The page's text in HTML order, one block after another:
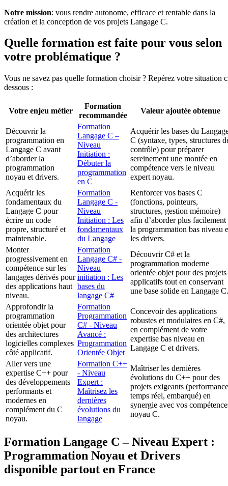
Notre mission: vous rendre autonome, efficace et rentable dans la
création et la conception de vos projets Langage C.
Quelle formation est faite pour vous selon
votre problématique ?
Vous ne savez pas quelle formation choisir ? Repérez votre situation
dessous :
Votre enjeu métier
Formation
recommandée
Valeur ajoutée obtenue
Découvrir la
programmation en
Langage C avant
d’aborder la
programmation
noyau et drivers.
Formation
Langage C –
Niveau
Initiation :
Débuter la
programmation
en C
Acquérir les bases du
C (syntaxe, types, structures
contrôle) pour préparer
sereinement une montée en
compétence vers le niveau
expert noyau.
Acquérir les
fondamentaux du
Langage C pour
écrire un code
propre, structuré et
maintenable.
Formation
Langage C -
Niveau
Initiation : Les
fondamentaux
du Langage
Renforcer vos bases C
(fonctions, pointeurs,
structures, gestion mémoire)
afin d’aborder plus facilement
la programmation bas niveau
les drivers.
Monter
progressivement en
compétence sur les
langages dérivés pour
des applications haut
niveau.
Formation
Langage C# -
Niveau
initiation : Les
bases du
langage C#
Découvrir C# et la
programmation moderne
orientée objet pour des projets
applicatifs tout en conservant
une base solide en Langage C.
Approfondir la
programmation
orientée objet pour
des architectures
logicielles complexes
côté applicatif.
Formation
Programmation
C# - Niveau
Avancé :
Programmation
Orientée Objet
Concevoir des applications
robustes et modulaires en C#,
en complément de votre
expertise bas niveau en
Langage C et drivers.
Aller vers une
expertise C++ pour
des développements
performants et
modernes en
complément du C
noyau.
Formation C++
- Niveau
Expert :
Maîtrisez les
dernières
évolutions du
langage
Maîtriser les dernières
évolutions du C++ pour des
projets exigeants
temps réel, embarqué) en
synergie avec vos
noyau C.
Formation Langage C – Niveau Expert :
Programmation Noyau et Drivers
disponible partout en France